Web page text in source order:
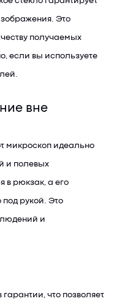
Это
получаемых
если вы используете
вне
микроскоп идеально
и полевых
в рюкзак, а его
под рукой. Это
и
что позволяет